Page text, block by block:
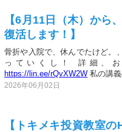
【6月11日（木）から
復活します！】
骨折や入院で、休んでたけど。
っていくし！ 詳細、
https://lin.ee/rQvXW2W 私の講義
2026年06月02日
【トキメキ投資教室